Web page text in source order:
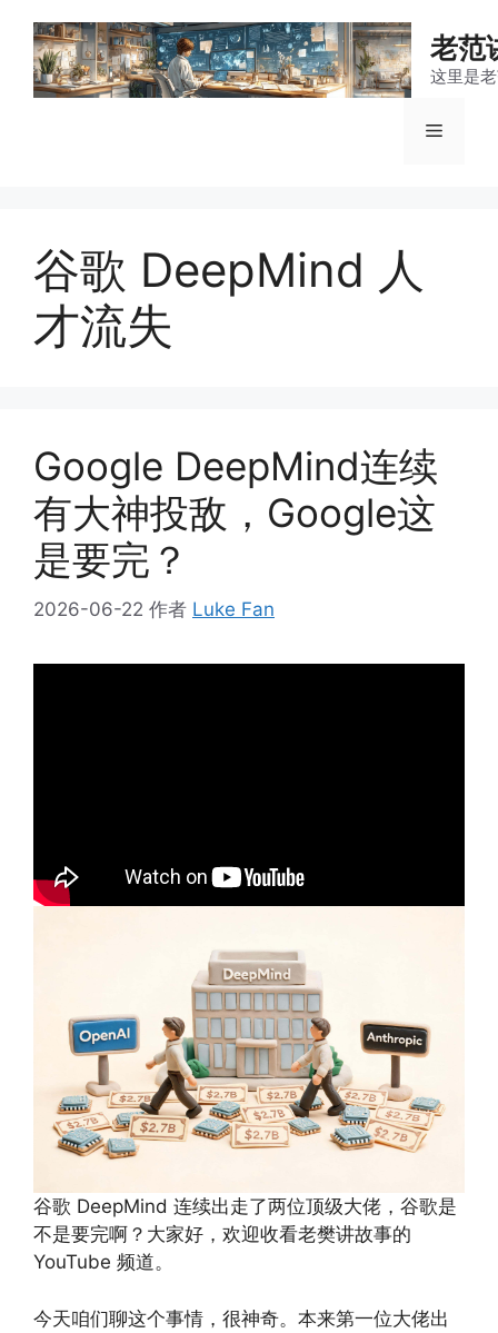
老范
这里是
菜
谷歌 DeepMind 人
才流失
Google DeepMind连续
有大神投敌，Google这
是要完？
2026-06-22 作者 Luke Fan
谷歌 DeepMind 连续出走了两位顶级大佬，谷歌是
不是要完啊？大家好，欢迎收看老樊讲故事的
YouTube 频道。
今天咱们聊这个事情，很神奇。本来第一位大佬出